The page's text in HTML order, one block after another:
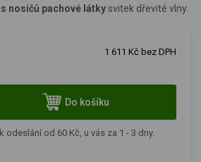
nosičů pachové látkysvitek dřevité vlny.
1 611 Kč bez DPH
Do košíku
odeslání od 60 Kč, u vás za 1 - 3 dny.